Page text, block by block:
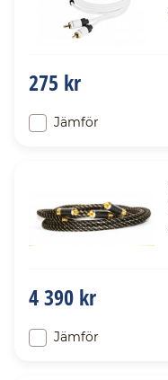
275 kr
Jämför
4 390 kr
Jämför